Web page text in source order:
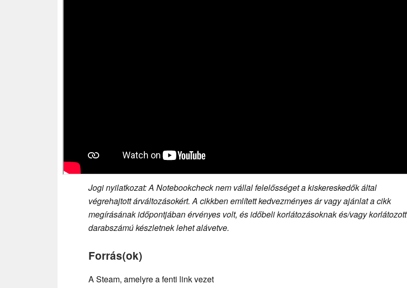
Jogi nyilatkozat: A Notebookcheck nem vállal felelősséget a kiskereskedők által
végrehajtott árváltozásokért. A cikkben említett kedvezményes ár vagy ajánlat a cikk
megírásának időpontjában érvényes volt, és időbeli korlátozásoknak és/vagy korlátozott
darabszámú készletnek lehet alávetve.
Forrás(ok)
A Steam, amelyre a fenti link vezet